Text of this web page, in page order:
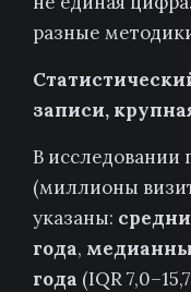
разные
записи,
В исследовании
(миллионы
указаны:
года,
года (IQR